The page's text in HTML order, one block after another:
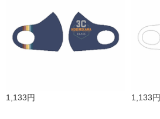
1,133円 1,133円